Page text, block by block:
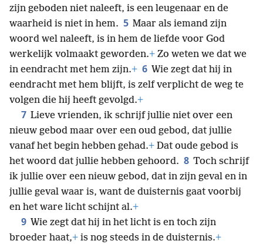
zijn geboden niet naleeft, is een leugenaar en de
waarheid is niet in hem. 5 Maar als iemand zijn
woord wel naleeft, is in hem de liefde voor God
werkelijk volmaakt geworden.+ Zo weten we dat we
in eendracht met hem zijn.+ 6 Wie zegt dat hij in
eendracht met hem blijft, is zelf verplicht de weg te
volgen die hij heeft gevolgd.+
7 Lieve vrienden, ik schrijf jullie niet over een
nieuw gebod maar over een oud gebod, dat jullie
vanaf het begin hebben gehad.+ Dat oude gebod is
het woord dat jullie hebben gehoord. 8 Toch schrijf
ik jullie over een nieuw gebod, dat in zijn geval en in
jullie geval waar is, want de duisternis gaat voorbij
en het ware licht schijnt al.+
9 Wie zegt dat hij in het licht is en toch zijn
broeder haat,+ is nog steeds in de duisternis.+